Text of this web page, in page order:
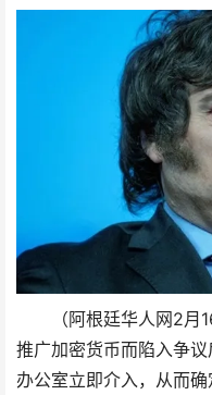
（阿根廷华人网2
推广加密货币而陷入争
办公室立即介入，从而
事件持续发酵：阿
宣布介入调查